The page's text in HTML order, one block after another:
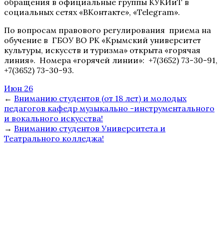
социальных сетях «ВКонтакте», «Telegram».
По вопросам правового регулирования приема на
обучение в ГБОУ ВО РК «Крымский университет
культуры, искусств и туризма» открыта «горячая
линия». Номера «горячей линии»: +7(3652) 73-30-91,
+7(3652) 73-30-93.
Июн 26
← Вниманию студентов (от 18 лет) и молодых
педагогов кафедр музыкально -инструментального
и вокального искусства!
→ Вниманию студентов Университета и
Театрального колледжа!